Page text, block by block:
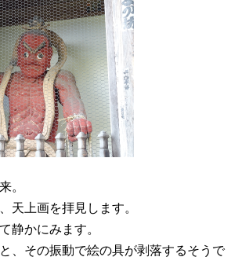
。
天上画を拝見します。
静かにみます。
、その振動で絵の具が剥落するそうで